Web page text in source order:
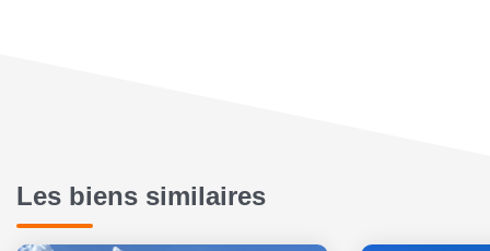
Les biens similaires